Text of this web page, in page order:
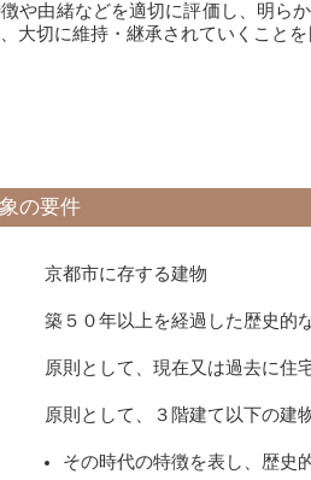
や由緒などを適切に評価し、明ら
大切に維持・継承されていくこと
の要件
京都市に存する建物
築５０年以上を経過した歴史的
原則として、現在又は過去に住
原則として、３階建て以下の建
その時代の特徴を表し、歴史